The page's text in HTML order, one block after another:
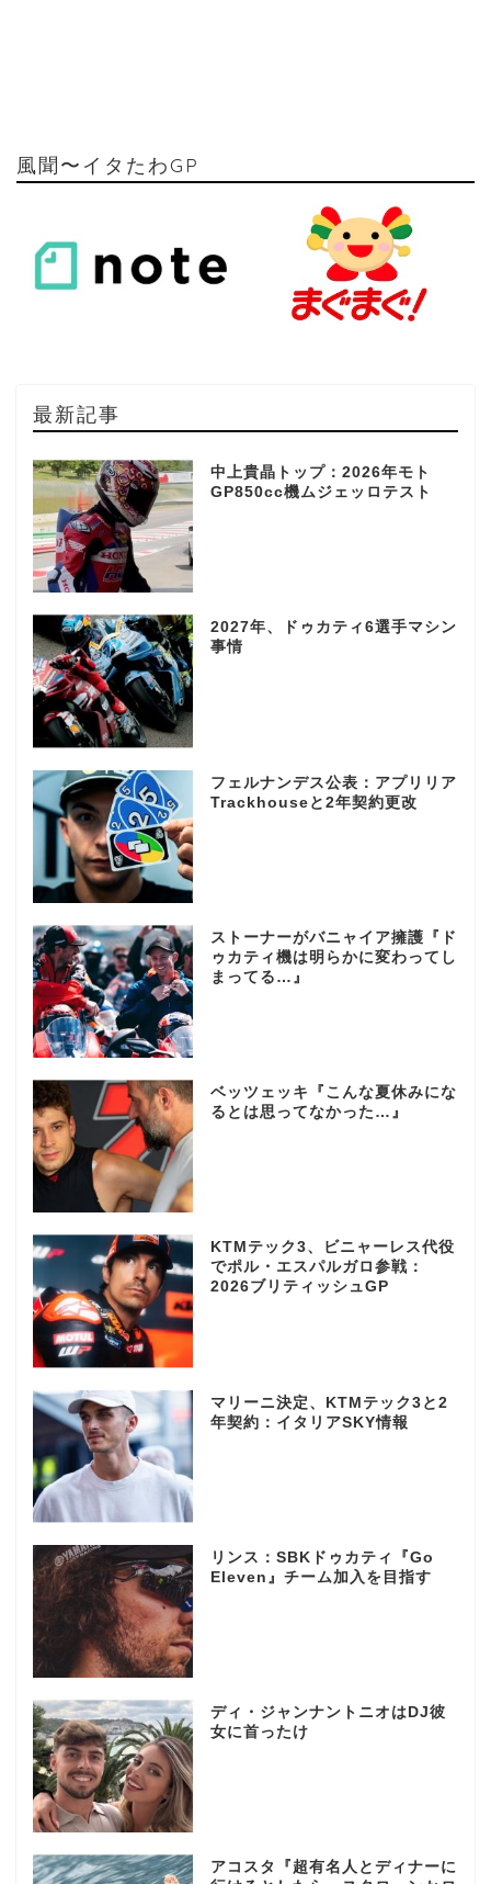
風聞〜イタたわGP
最新記事
中上貴晶トップ：2026年モト
GP850cc機ムジェッロテスト
2027年、ドゥカティ6選手マシン
事情
フェルナンデス公表：アプリリア
Trackhouseと2年契約更改
ストーナーがバニャイア擁護『ド
ゥカティ機は明らかに変わってし
まってる…』
ベッツェッキ『こんな夏休みにな
るとは思ってなかった…』
KTMテック3、ビニャーレス代役
でポル・エスパルガロ参戦：
2026ブリティッシュGP
マリーニ決定、KTMテック3と2
年契約：イタリアSKY情報
リンス：SBKドゥカティ『Go
Eleven』チーム加入を目指す
ディ・ジャンナントニオはDJ彼
女に首ったけ
アコスタ『超有名人とディナーに